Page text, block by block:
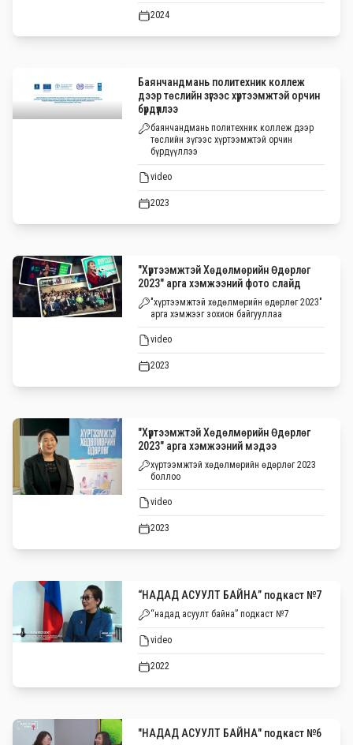
2024
Баянчандмань политехник коллеж
дээр төслийн зүгээс хүртээмжтэй орчин
бүрдүүллээ
баянчандмань политехник коллеж дээр
төслийн зүгээс хүртээмжтэй орчин
бүрдүүллээ
video
2023
"Хүртээмжтэй Хөдөлмөрийн Өдөрлөг
2023" арга хэмжээний фото слайд
"хүртээмжтэй хөдөлмөрийн өдөрлөг 2023"
арга хэмжээг зохион байгууллаа
video
2023
"Хүртээмжтэй Хөдөлмөрийн Өдөрлөг
2023" арга хэмжээний мэдээ
хүртээмжтэй хөдөлмөрийн өдөрлөг 2023
боллоо
video
2023
“НАДАД АСУУЛТ БАЙНА” подкаст №7
“надад асуулт байна” подкаст №7
video
2022
"НАДАД АСУУЛТ БАЙНА" подкаст №6